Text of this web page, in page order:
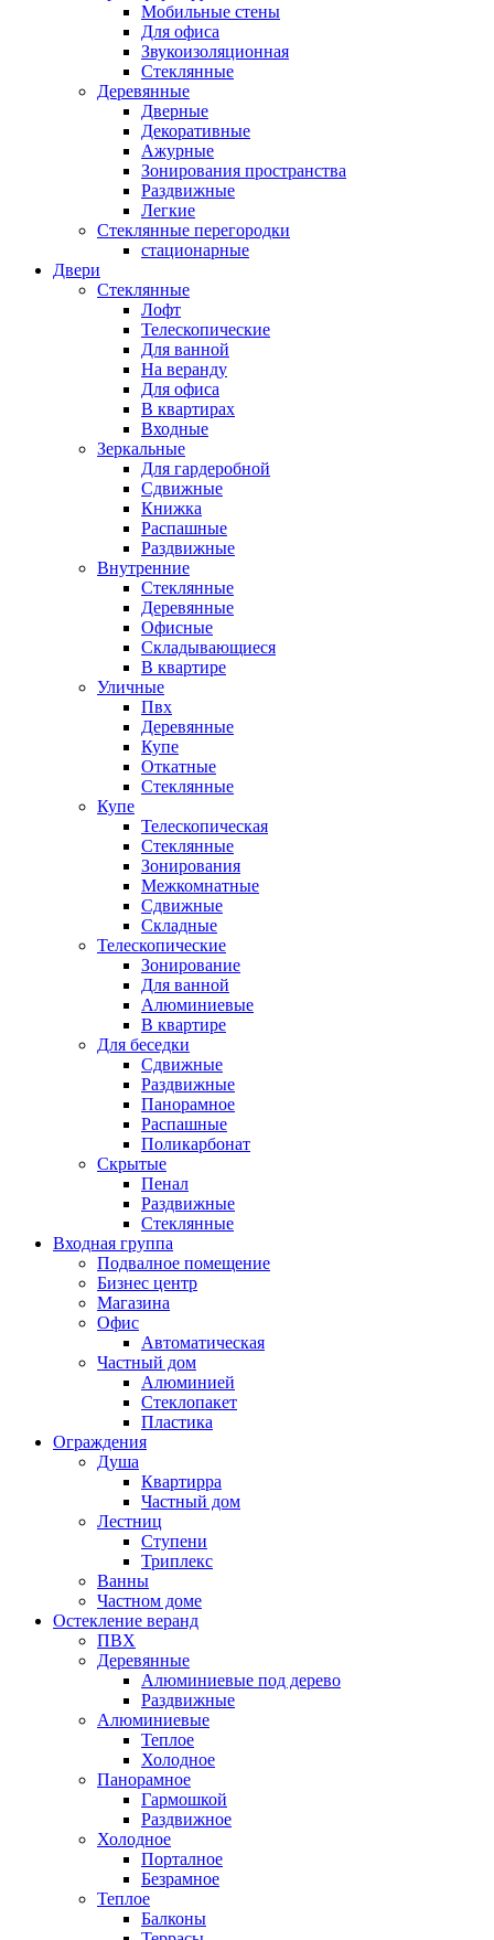
Мобильные стены
Для офиса
Звукоизоляционная
Стеклянные
Деревянные
Дверные
Декоративные
Ажурные
Зонирования пространства
Раздвижные
Легкие
Стеклянные перегородки
стационарные
Двери
Стеклянные
Лофт
Телескопические
Для ванной
На веранду
Для офиса
В квартирах
Входные
Зеркальные
Для гардеробной
Сдвижные
Книжка
Распашные
Раздвижные
Внутренние
Стеклянные
Деревянные
Офисные
Складывающиеся
В квартире
Уличные
Пвх
Деревянные
Купе
Откатные
Стеклянные
Купе
Телескопическая
Стеклянные
Зонирования
Межкомнатные
Сдвижные
Складные
Телескопические
Зонирование
Для ванной
Алюминиевые
В квартире
Для беседки
Сдвижные
Раздвижные
Панорамное
Распашные
Поликарбонат
Скрытые
Пенал
Раздвижные
Стеклянные
Входная группа
Подвалное помещение
Бизнес центр
Магазина
Офис
Автоматическая
Частный дом
Алюминией
Стеклопакет
Пластика
Ограждения
Душа
Квартирра
Частный дом
Лестниц
Ступени
Триплекс
Ванны
Частном доме
Остекление веранд
ПВХ
Деревянные
Алюминиевые под дерево
Раздвижные
Алюминиевые
Теплое
Холодное
Панорамное
Гармошкой
Раздвижное
Холодное
Порталное
Безрамное
Теплое
Балконы